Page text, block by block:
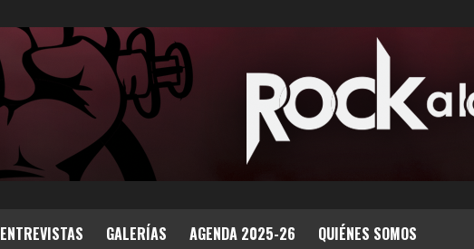
ENTREVISTAS GALERÍAS AGENDA 2025-26 QUIÉNES SOMOS